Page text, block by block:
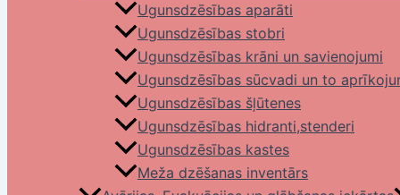
Ugunsdzēsības aparāti
Ugunsdzēsības stobri
Ugunsdzēsības krāni un savienojumi
Ugunsdzēsības sūcvadi un to
Ugunsdzēsības šļūtenes
Ugunsdzēsības hidranti,stenderi
Ugunsdzēsības kastes
Meža dzēšanas inventārs